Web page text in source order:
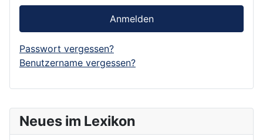
Neues im Lexikon
Anmelden
Passwort vergessen?
Benutzername vergessen?